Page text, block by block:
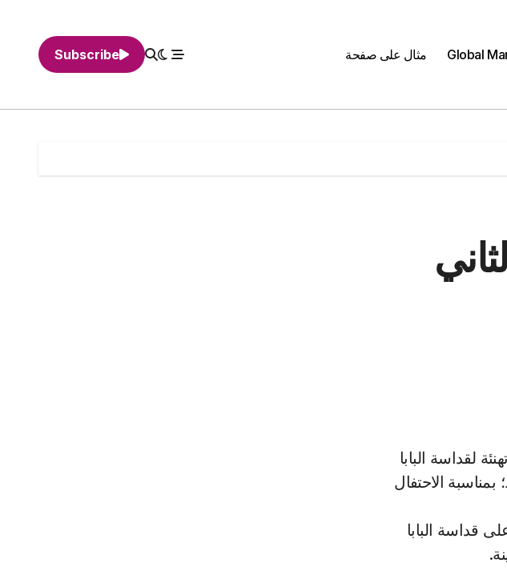
Global مثال على صفحة Subscribe
الاحتفال
قداسة البابا